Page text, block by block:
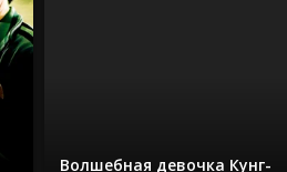
Волшебная девочка Кунг-